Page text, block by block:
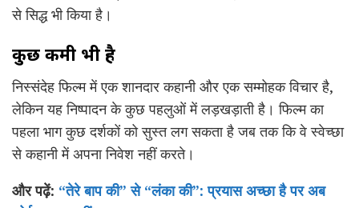
से सिद्ध भी किया है।
कुछ कमी भी है
निस्संदेह फिल्म में एक शानदार कहानी और एक सम्मोहक विचार है,
लेकिन यह निष्पादन के कुछ पहलुओं में लड़खड़ाती है। फिल्म का
पहला भाग कुछ दर्शकों को सुस्त लग सकता है जब तक कि वे स्वेच्छा
से कहानी में अपना निवेश नहीं करते।
और पढ़ें: “तेरे बाप की” से “लंका की”: प्रयास अच्छा है पर अब